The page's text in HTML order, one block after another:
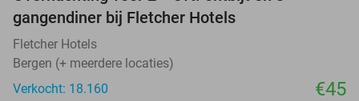
gangendiner bij Fletcher Hotels
Fletcher Hotels
Bergen (+ meerdere locaties)
Verkocht: 18.160
€45